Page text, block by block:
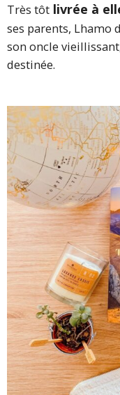
Très tôt livrée à
ses parents, Lhamo
son oncle
destinée.